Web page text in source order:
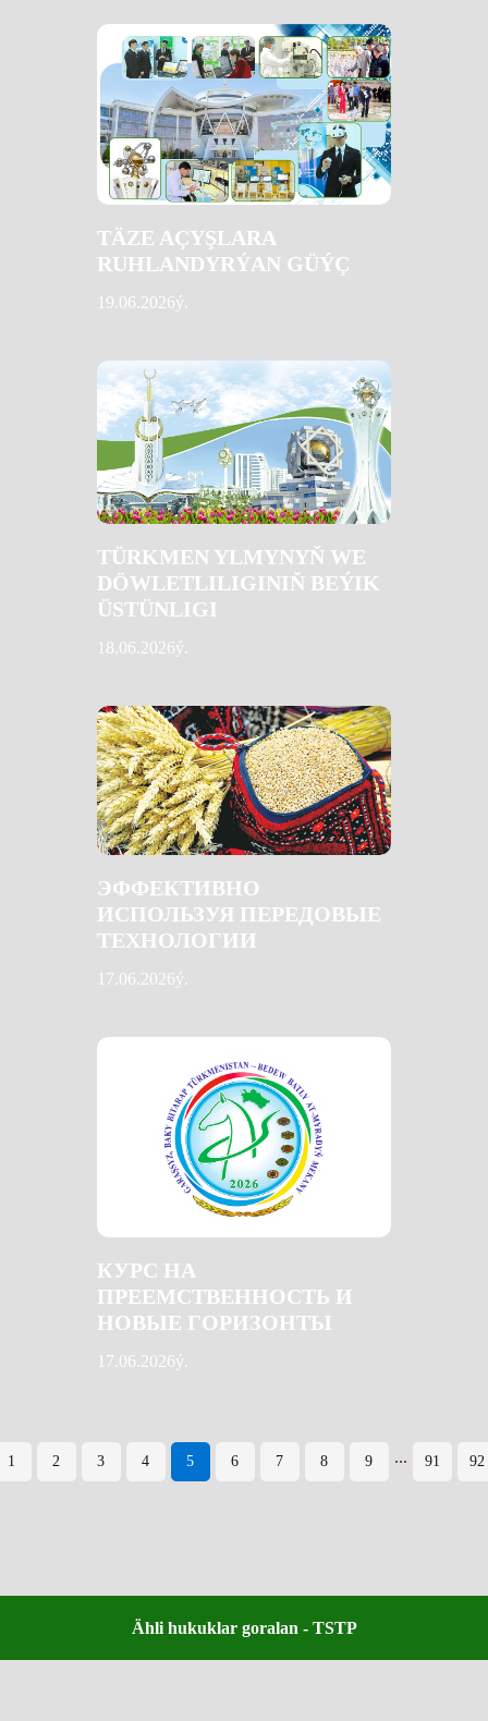
TÄZE AÇYŞLARA
RUHLANDYRÝAN GÜÝÇ
19.06.2026ý.
TÜRKMEN YLMYNYŇ WE
DÖWLETLILIGINIŇ BEÝIK
ÜSTÜNLIGI
18.06.2026ý.
ЭФФЕКТИВНО
ИСПОЛЬЗУЯ ПЕРЕДОВЫЕ
ТЕХНОЛОГИИ
17.06.2026ý.
КУРС НА
ПРЕЕМСТВЕННОСТЬ И
НОВЫЕ ГОРИЗОНТЫ
17.06.2026ý.
1 2 3 4 5 6 7 8 9 ... 91 92
Ähli hukuklar goralan - TSTP